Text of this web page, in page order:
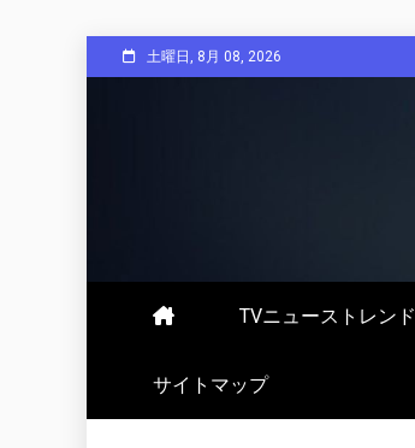
to
土曜日, 8月 08, 2026
TVニューストレンド
サイトマップ